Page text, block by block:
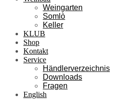
Weingarten
Somlò
Keller
KLUB
Shop
Kontakt
Service
Händlerverzeichnis
Downloads
Fragen
English